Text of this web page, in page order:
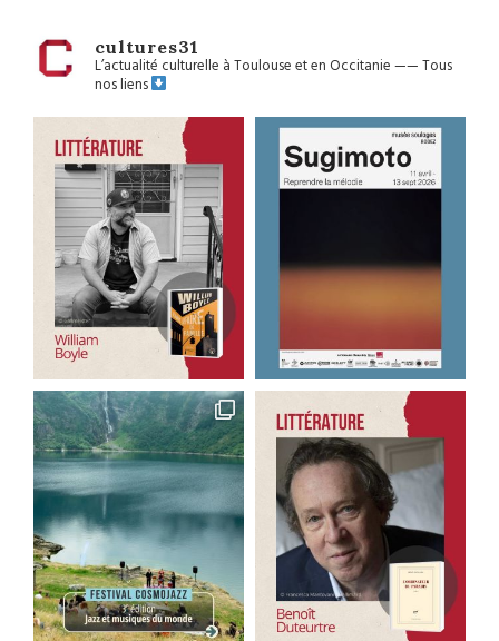
cultures31
L’actualité culturelle à Toulouse et en Occitanie——Tous
nos liens